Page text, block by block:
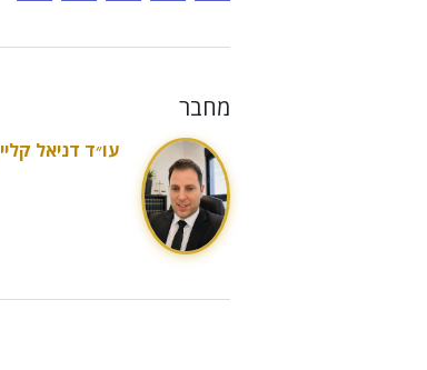
מחבר
עו״ד דניאל